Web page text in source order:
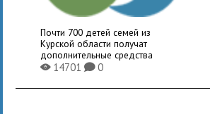
Почти 700 детей семей из
Курской области получат
дополнительные средства
X14701K0